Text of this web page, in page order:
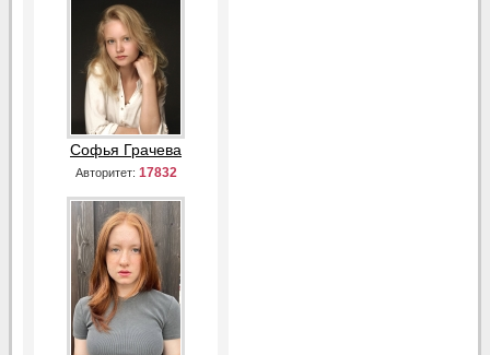
Софья Грачева
Авторитет: 17832